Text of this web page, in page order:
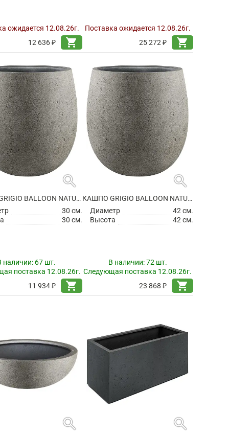
ожидается 12.08.26г.
12 636 ₽
shopping_cart
Поставка ожидается 12.08.26г.
25 272 ₽
shopping_cart
search
КАШПО GRIGIO BALLOON NATURAL CONCRETE
30 см.
30 см.
наличии: 67 шт.
поставка 12.08.26г.
11 934 ₽
shopping_cart
search
КАШПО GRIGIO BALLOON NATURAL CONCRETE
Диаметр
42 см.
Высота
42 см.
В наличии:72 шт.
Следующая поставка 12.08.26г.
23 868 ₽
shopping_cart
search search